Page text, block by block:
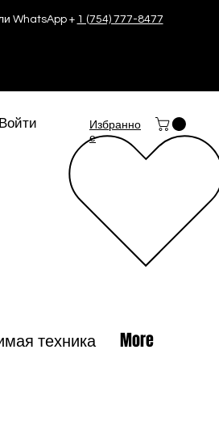
WhatsApp + 1 (754) 777-8477
Войти
Избранно
е
техника More